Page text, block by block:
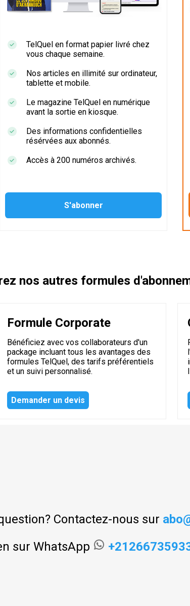
TelQuel en format papier livré chez
vous chaque semaine.
Nos articles en illimité sur ordinateur,
tablette et mobile.
Le magazine TelQuel en numérique
avant la sortie en kiosque.
Des informations confidentielles
résérvées aux abonnés.
Accès à 200 numéros archivés.
nos autres formules
Formule Corporate
Bénéficiez avec vos collaborateurs d'un
package incluant tous les avantages des
formules TelQuel, des tarifs préférentiels
et un suivi personnalisé.
Demander un devis
Contactez-nous sur
sur WhatsApp